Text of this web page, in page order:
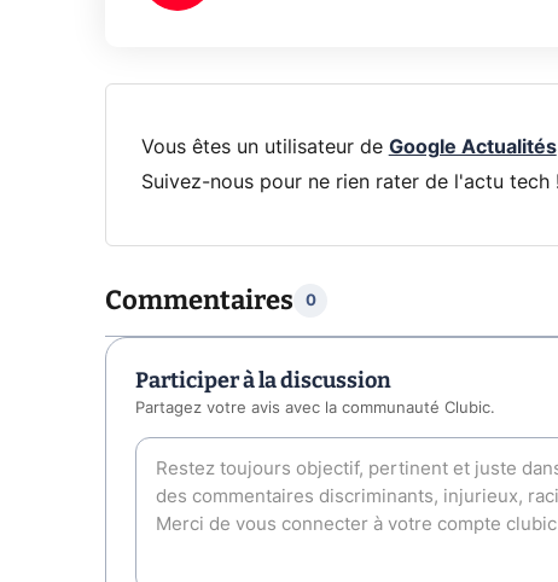
Vous êtes un utilisateur de Google Actualités
Suivez-nous pour ne rien rater de l'actu tech !
Commentaires 0
Participer à la discussion
Partagez votre avis avec la communauté Clubic.